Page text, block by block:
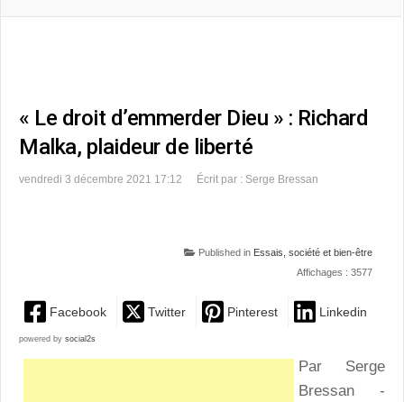
« Le droit d’emmerder Dieu » : Richard
Malka, plaideur de liberté
vendredi 3 décembre 2021 17:12 Écrit par : Serge Bressan
Published in Essais, société et bien-être
Affichages : 3577
Facebook Twitter Pinterest Linkedin
powered by social2s
Par Serge
Bressan -